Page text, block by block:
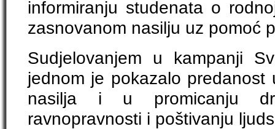
informiranju studenata o
zasnovanom nasilju uz pomoć
Sudjelovanjem u kampanji
jednom je pokazalo
nasilja i u promicanju
ravnopravnosti i poštivanju